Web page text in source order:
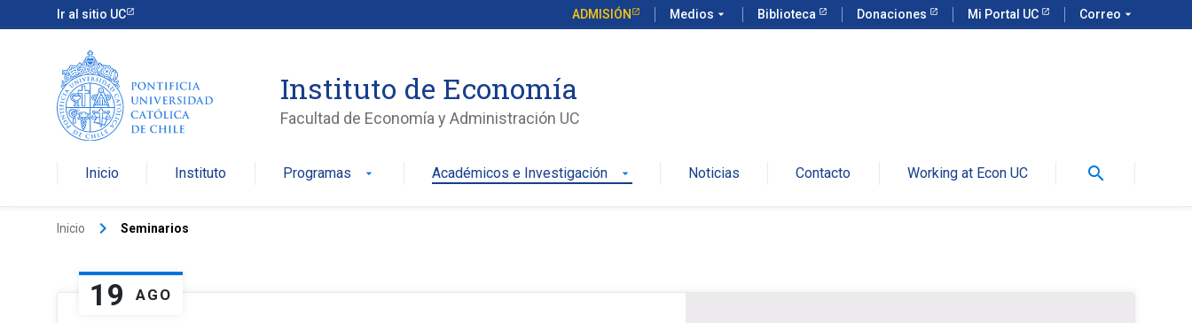
Ir al sitio UC ADMISIÓN Medios arrow_drop_down Biblioteca Donaciones Mi Portal UC Correo arrow_drop_down
Instituto de Economía
Facultad de Economía y Administración UC
Inicio Instituto Programas arrow_drop_down Académicos e Investigación arrow_drop_down Noticias Contacto Working at Econ UC search
Inicio keyboard_arrow_right Seminarios
19 AGO